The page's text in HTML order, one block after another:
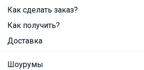
Как сделать заказ?
Как получить?
Доставка
Шоурумы